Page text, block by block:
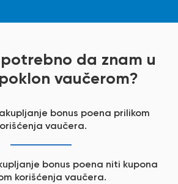
da znam u
vaučerom?
bonus poena prilikom
vaučera.
bonus poena niti kupona
korišćenja vaučera.